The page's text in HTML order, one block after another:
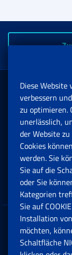
Rente und
Arbeit
Beihilfen,
Datenschutz
Diese Website
verbessern
zu optimieren.
unerlässlich,
der Website
Cookies
werden. Sie
Sie auf die
oder Sie
Kategorien
Sie auf
Installation
möchten,
Schaltfläche